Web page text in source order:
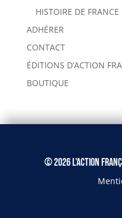
HISTOIRE DE FRANCE
ADHÉRER
CONTACT
ÉDITIONS D’ACTION
BOUTIQUE
© 2026 L'Action